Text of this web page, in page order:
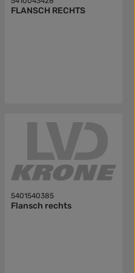
FLANSCH RECHTS
5401540385
Flansch rechts